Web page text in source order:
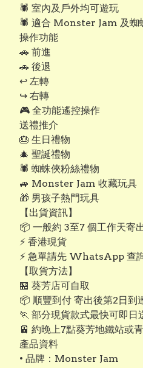
🕷️ 室內及戶外均可遊玩
🕷️ 適合 Monster Jam 及蜘
操作功能
🚗 前進
🚗 後退
↩️ 左轉
↪️ 右轉
🎮 全功能遙控操作
送禮推介
🎂 生日禮物
🎄 聖誕禮物
🕷️ 蜘蛛俠粉絲禮物
🚙 Monster Jam 收藏玩具
🎁 男孩子熱門玩具
【出貨資訊】
📦 一般約 3至7 個工作天寄
⚡ 香港現貨
⚡ 急單請先 WhatsApp 查
【取貨方法】
🏪 葵芳店可自取
📦 順豐到付 寄出後第2日到
🏃 部分現貨款式最快可即日
🚈 約晚上7點葵芳地鐵站或
產品資料
• 品牌：Monster Jam